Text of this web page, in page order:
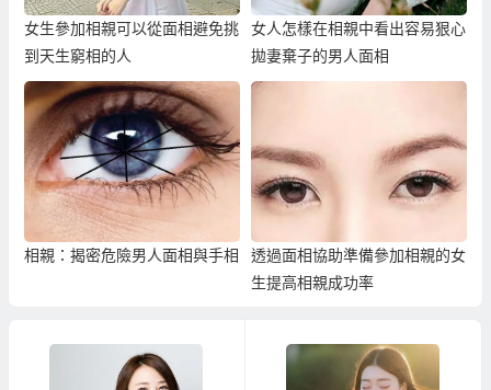
女生參加相親可以從面相避免挑
到天生窮相的人
女人怎樣在相親中看出容易狠心
拋妻棄子的男人面相
相親：揭密危險男人面相與手相
透過面相協助準備參加相親的女
生提高相親成功率